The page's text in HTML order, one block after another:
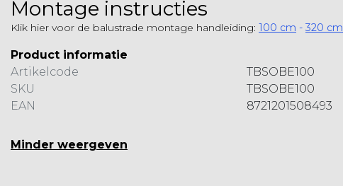
Montage instructies
Klik hier voor de balustrade montage handleiding: 100 cm - 320 cm
Product informatie
Artikelcode
TBSOBE100
SKU
TBSOBE100
EAN
8721201508493
Minder weergeven